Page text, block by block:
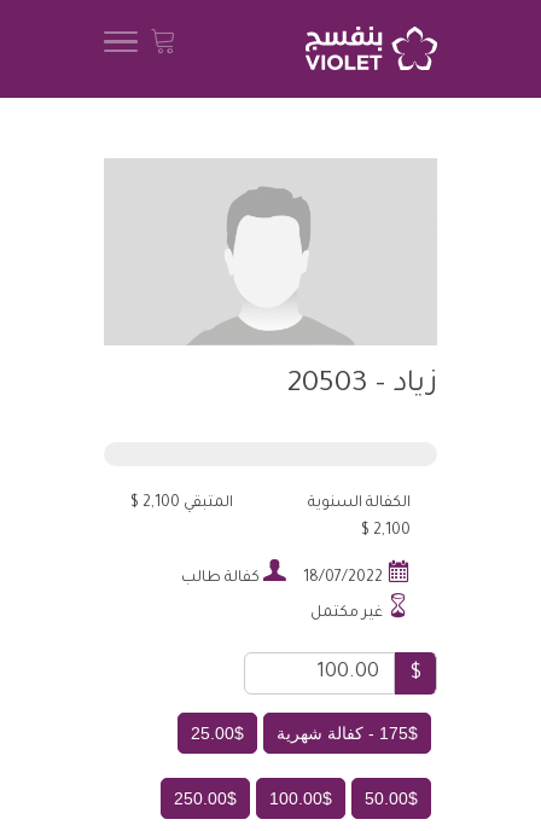
زياد – 20503
الكفالة السنوية
2,100 $
المتبقي 2,100 $

18/07/2022
 كفالة طالب
 غير مكتمل
$
175$ - كفالة شهرية 25.00$
50.00$
100.00$
250.00$